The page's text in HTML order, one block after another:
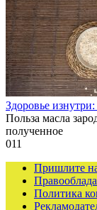
Здоровье
Польза масла
полученное
011
Пришлите
Политика